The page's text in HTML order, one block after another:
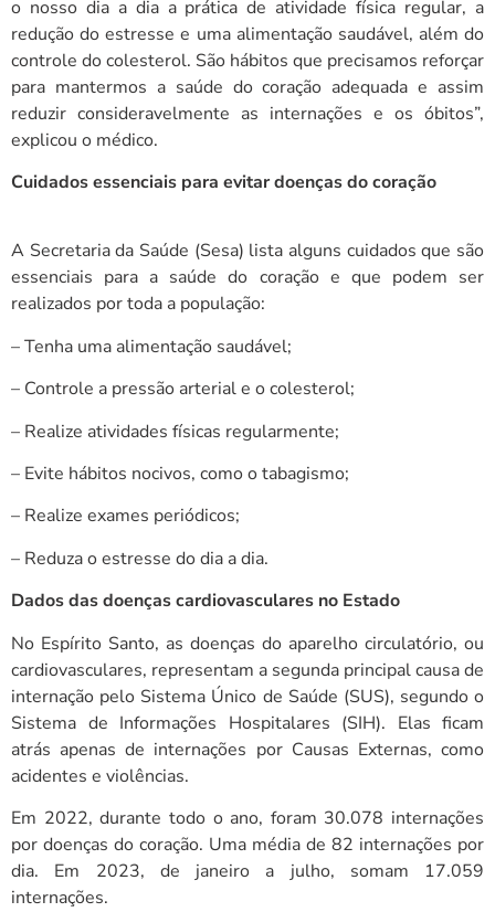
o nosso dia a dia a prática de atividade física regular, a
redução do estresse e uma alimentação saudável, além do
controle do colesterol. São hábitos que precisamos reforçar
para mantermos a saúde do coração adequada e assim
reduzir consideravelmente as internações e os óbitos”,
explicou o médico.
Cuidados essenciais para evitar doenças do coração
A Secretaria da Saúde (Sesa) lista alguns cuidados que são
essenciais para a saúde do coração e que podem ser
realizados por toda a população:
– Tenha uma alimentação saudável;
– Controle a pressão arterial e o colesterol;
– Realize atividades físicas regularmente;
– Evite hábitos nocivos, como o tabagismo;
– Realize exames periódicos;
– Reduza o estresse do dia a dia.
Dados das doenças cardiovasculares no Estado
No Espírito Santo, as doenças do aparelho circulatório, ou
cardiovasculares, representam a segunda principal causa de
internação pelo Sistema Único de Saúde (SUS), segundo o
Sistema de Informações Hospitalares (SIH). Elas ficam
atrás apenas de internações por Causas Externas, como
acidentes e violências.
Em 2022, durante todo o ano, foram 30.078 internações
por doenças do coração. Uma média de 82 internações por
dia. Em 2023, de janeiro a julho, somam 17.059
internações.